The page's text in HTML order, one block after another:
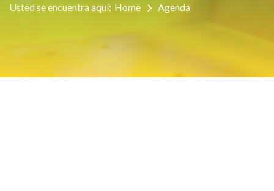
Usted se encuentra aquí: Home Agenda